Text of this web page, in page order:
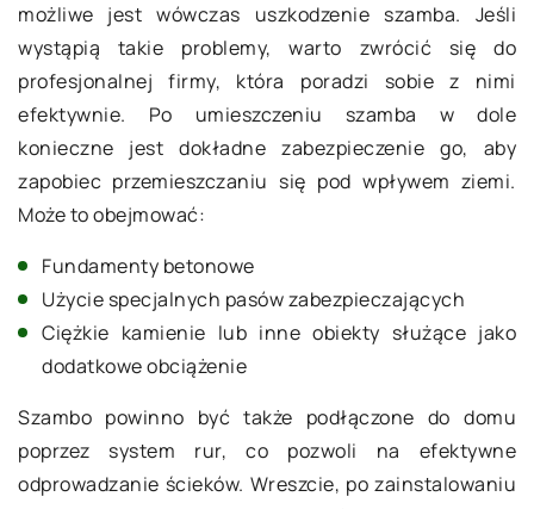
możliwe jest wówczas uszkodzenie szamba. Jeśli
wystąpią takie problemy, warto zwrócić się do
profesjonalnej firmy, która poradzi sobie z nimi
efektywnie. Po umieszczeniu szamba w dole
konieczne jest dokładne zabezpieczenie go, aby
zapobiec przemieszczaniu się pod wpływem ziemi.
Może to obejmować:
Fundamenty betonowe
Użycie specjalnych pasów zabezpieczających
Ciężkie kamienie lub inne obiekty służące jako
dodatkowe obciążenie
Szambo powinno być także podłączone do domu
poprzez system rur, co pozwoli na efektywne
odprowadzanie ścieków. Wreszcie, po zainstalowaniu